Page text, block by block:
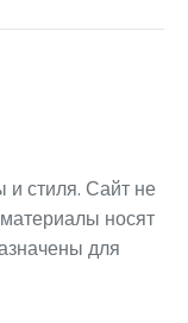
стиля. Сайт не
носят
для